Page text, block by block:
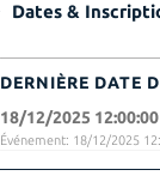
Dates &
DERNIÈRE DATE
18/12/2025 12:00:00
Événement: 18/12/2025